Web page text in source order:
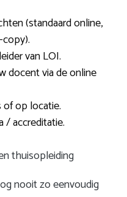
(standaard online,
van LOI.
docent via de online
op locatie.
/ accreditatie.
thuisopleiding
nooit zo eenvoudig